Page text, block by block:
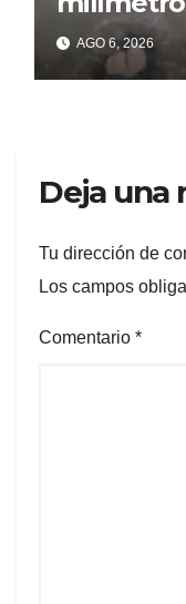
sienten
AGO 6, 2026
Deja una
Tu dirección de
Los campos
Comentario *